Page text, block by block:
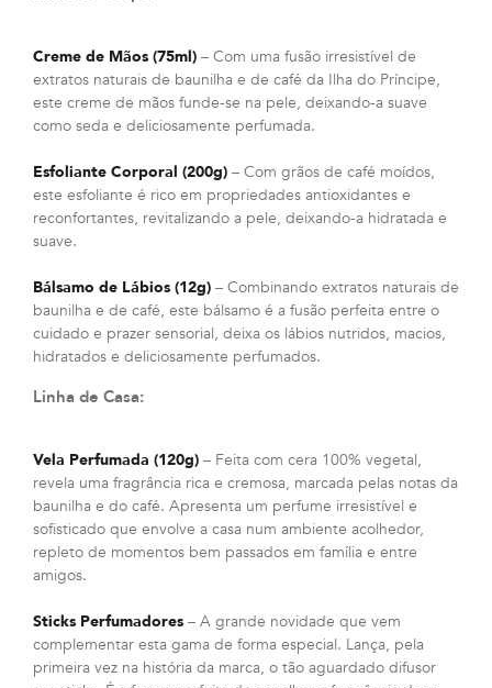
Creme de Mãos (75ml) – Com uma fusão irresistível de
extratos naturais de baunilha e de café da Ilha do Príncipe,
este creme de mãos funde-se na pele, deixando-a suave
como seda e deliciosamente perfumada.
Esfoliante Corporal (200g) – Com grãos de café moídos,
este esfoliante é rico em propriedades antioxidantes e
reconfortantes, revitalizando a pele, deixando-a hidratada e
suave.
Bálsamo de Lábios (12g) – Combinando extratos naturais de
baunilha e de café, este bálsamo é a fusão perfeita entre o
cuidado e prazer sensorial, deixa os lábios nutridos, macios,
hidratados e deliciosamente perfumados.
Linha de Casa:
Vela Perfumada (120g) – Feita com cera 100% vegetal,
revela uma fragrância rica e cremosa, marcada pelas notas da
baunilha e do café. Apresenta um perfume irresistível e
sofisticado que envolve a casa num ambiente acolhedor,
repleto de momentos bem passados em família e entre
amigos.
Sticks Perfumadores – A grande novidade que vem
complementar esta gama de forma especial. Lança, pela
primeira vez na história da marca, o tão aguardado difusor